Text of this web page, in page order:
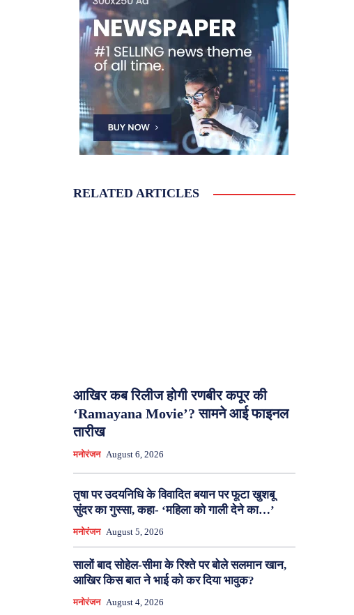
RELATED ARTICLES
आखिर कब रिलीज होगी रणबीर कपूर की
‘Ramayana Movie’? सामने आई फाइनल
तारीख
मनोरंजन August 6, 2026
तृषा पर उदयनिधि के विवादित बयान पर फूटा खुशबू
सुंदर का गुस्सा, कहा- ‘महिला को गाली देने का…’
मनोरंजन August 5, 2026
सालों बाद सोहेल-सीमा के रिश्ते पर बोले सलमान खान,
आखिर किस बात ने भाई को कर दिया भावुक?
मनोरंजन August 4, 2026